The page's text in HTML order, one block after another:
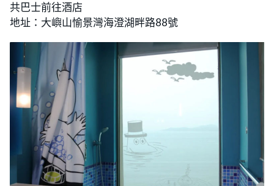
共巴士前往酒店
地址：大嶼山愉景灣海澄湖畔路88號